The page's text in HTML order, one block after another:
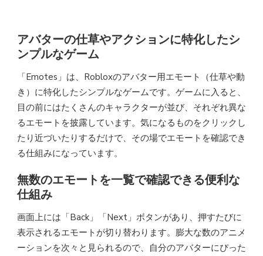
アバターの仕草やアクションに特化したシ
ンプルなゲーム
「Emotes」は、Robloxのアバター用エモート（仕草や動
き）に特化したシンプルなゲームです。ゲームに入ると、
目の前にはたくさんのキャラクターが並び、それぞれ異な
るエモートを披露しています。気になるものをクリックし
たり近づいたりするだけで、その場でエモートを確認でき
る仕組みになっています。
無数のエモートを一覧で確認できる便利な
仕組み
画面上には「Back」「Next」ボタンがあり、押すたびに
表示されるエモートが切り替わります。膨大な数のアニメ
ーションを次々と見られるので、自分のアバターにぴった